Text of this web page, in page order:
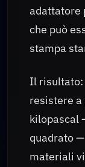
adattatore
che può
stampa
Il risultato:
resistere
kilopascal
quadrato
materiali